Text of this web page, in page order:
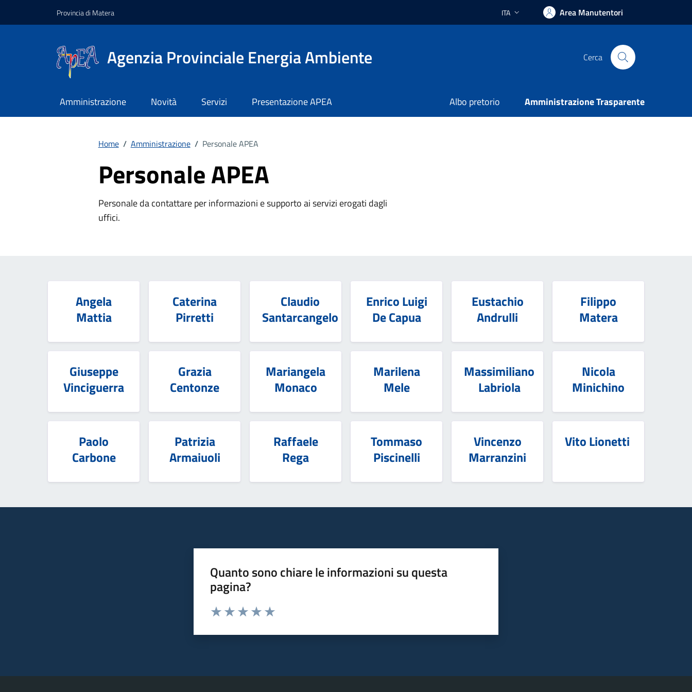
Provincia di Matera Lingua attiva:
ITA Area Manutentori
Agenzia Provinciale Energia Ambiente Cerca
Amministrazione Novità Servizi Presentazione APEA Albo pretorio Amministrazione Trasparente
Home / Amministrazione / Personale APEA
Personale APEA
Personale da contattare per informazioni e supporto ai servizi erogati dagli
uffici.
Angela
Mattia
Caterina
Pirretti
Claudio
Santarcangelo
Enrico Luigi
De Capua
Eustachio
Andrulli
Filippo
Matera
Giuseppe
Vinciguerra
Grazia
Centonze
Mariangela
Monaco
Marilena
Mele
Massimiliano
Labriola
Nicola
Minichino
Paolo
Carbone
Patrizia
Armaiuoli
Raffaele
Rega
Tommaso
Piscinelli
Vincenzo
Marranzini
Vito Lionetti
Quanto sono chiare le informazioni su questa
pagina?